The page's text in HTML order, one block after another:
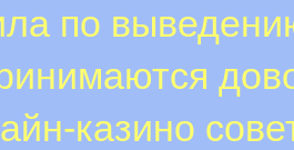
по
казино